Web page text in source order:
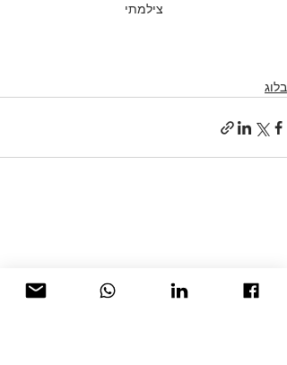
צילמתי
בלוג